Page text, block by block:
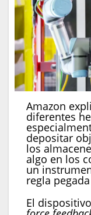
Amazon
diferentes
depositar
los
algo en los
un
regla
El